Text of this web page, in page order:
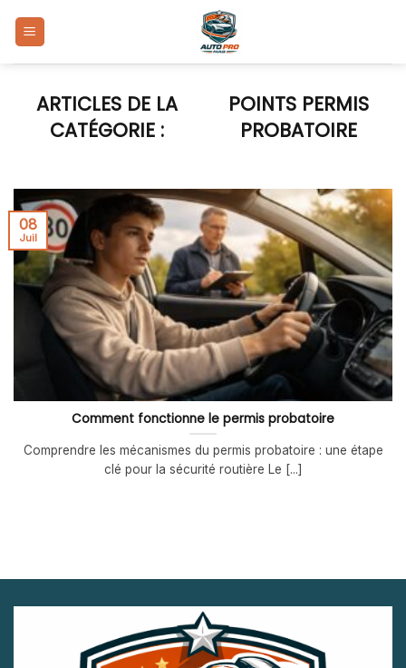
POINTS PERMIS
PROBATOIRE
Comment fonctionne le permis probatoire
Comprendre les mécanismes du permis probatoire : une étape
clé pour la sécurité routière Le [...]
08
Juil